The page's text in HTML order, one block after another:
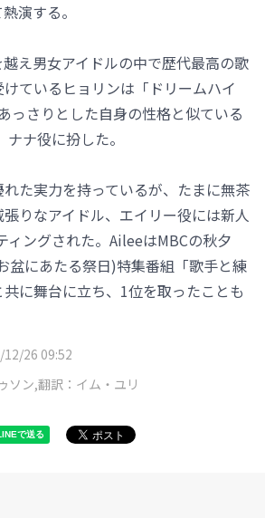
演する。
え男女アイドルの中で歴代最高の歌
ているヒョリンは「ドリームハイ
っさりとした自身の性格と似ている
ナ役に扮した。
た実力を持っているが、たまに無茶
りなアイドル、エイリー役には新人
ィングされた。AileeはMBCの秋夕
盆にあたる祭日)特集番組「歌手と練
に舞台に立ち、1位を取ったことも
12/26 09:52
ソン,翻訳：イム・ユリ